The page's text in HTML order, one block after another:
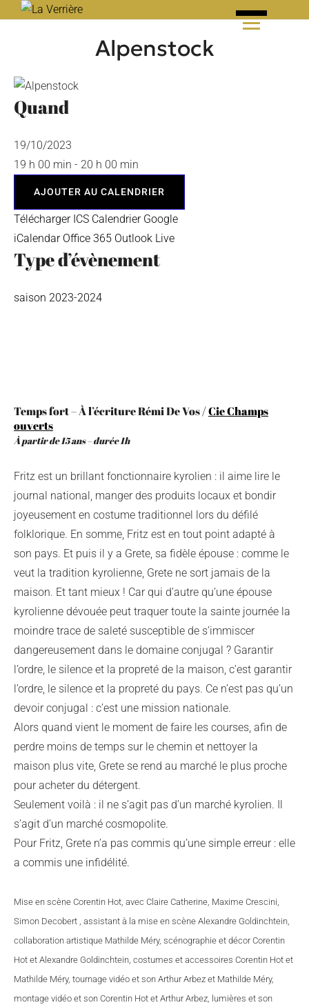
Alpenstock
Quand
19/10/2023
19 h 00 min - 20 h 00 min
AJOUTER AU CALENDRIER
Télécharger ICS Calendrier Google
iCalendar Office 365 Outlook Live
Type d’évènement
saison 2023-2024
Temps fort – À l’écriture Rémi De Vos /Cie Champs
ouverts
À partir de 15 ans – durée 1h
Fritz est un brillant fonctionnaire kyrolien : il aime lire le
journal national, manger des produits locaux et bondir
joyeusement en costume traditionnel lors du défilé
folklorique. En somme, Fritz est en tout point adapté à
son pays. Et puis il y a Grete, sa fidèle épouse : comme le
veut la tradition kyrolienne, Grete ne sort jamais de la
maison. Et tant mieux ! Car qui d’autre qu’une épouse
kyrolienne dévouée peut traquer toute la sainte journée la
moindre trace de saleté susceptible de s’immiscer
dangereusement dans le domaine conjugal ? Garantir
l’ordre, le silence et la propreté de la maison, c’est garantir
l’ordre, le silence et la propreté du pays. Ce n’est pas qu’un
devoir conjugal : c’est une mission nationale.
Alors quand vient le moment de faire les courses, afin de
perdre moins de temps sur le chemin et nettoyer la
maison plus vite, Grete se rend au marché le plus proche
pour acheter du détergent.
Seulement voilà : il ne s’agit pas d’un marché kyrolien. Il
s’agit d’un marché cosmopolite.
Pour Fritz, Grete n’a pas commis qu’une simple erreur : elle
a commis une infidélité.
Mise en scène Corentin Hot, avec Claire Catherine, Maxime Crescini,
Simon Decobert , assistant à la mise en scène Alexandre Goldinchtein,
collaboration artistique Mathilde Méry, scénographie et décor Corentin
Hot et Alexandre Goldinchtein, costumes et accessoires Corentin Hot et
Mathilde Méry, tournage vidéo et son Arthur Arbez et Mathilde Méry,
montage vidéo et son Corentin Hot et Arthur Arbez, lumières et son